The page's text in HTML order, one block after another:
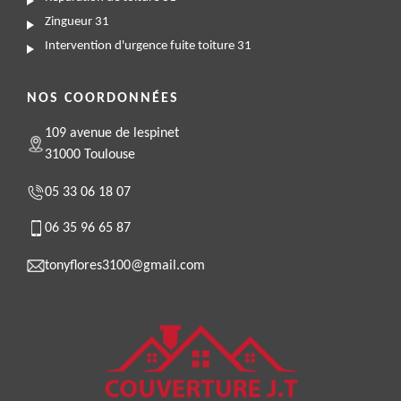
Zingueur 31
Intervention d'urgence fuite toiture 31
NOS COORDONNÉES
109 avenue de lespinet
31000 Toulouse
05 33 06 18 07
06 35 96 65 87
tonyflores3100@gmail.com